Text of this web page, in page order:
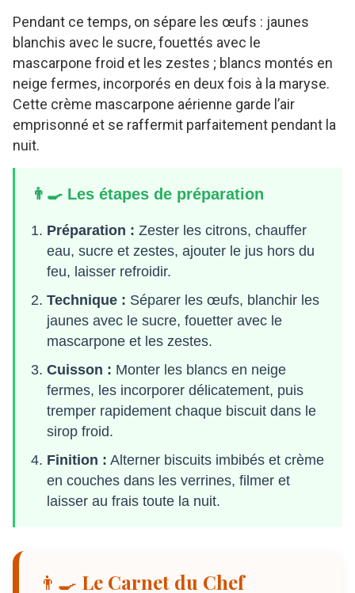
Pendant ce temps, on sépare les œufs : jaunes
blanchis avec le sucre, fouettés avec le
mascarpone froid et les zestes ; blancs montés en
neige fermes, incorporés en deux fois à la maryse.
Cette crème mascarpone aérienne garde l’air
emprisonné et se raffermit parfaitement pendant la
nuit.
👨‍🍳 Les étapes de préparation
Préparation : Zester les citrons, chauffer
eau, sucre et zestes, ajouter le jus hors du
feu, laisser refroidir.
Technique : Séparer les œufs, blanchir les
jaunes avec le sucre, fouetter avec le
mascarpone et les zestes.
Cuisson : Monter les blancs en neige
fermes, les incorporer délicatement, puis
tremper rapidement chaque biscuit dans le
sirop froid.
Finition : Alterner biscuits imbibés et crème
en couches dans les verrines, filmer et
laisser au frais toute la nuit.
👨‍🍳 Le Carnet du Chef